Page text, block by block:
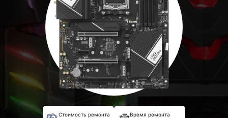
Стоимость ремонта Время ремонта